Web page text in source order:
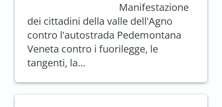
Manifestazione
dei cittadini della valle dell'Agno
contro l'autostrada Pedemontana
Veneta contro i fuorilegge, le
tangenti, la...